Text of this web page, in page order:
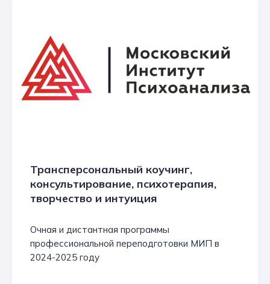
Трансперсональный коучинг,
консультирование, психотерапия,
творчество и интуиция
Очная и дистантная программы
профессиональной переподготовки МИП в
2024-2025 году